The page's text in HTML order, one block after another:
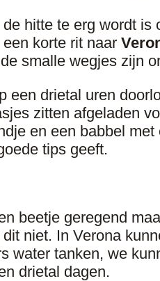
hitte te erg wordt is
korte rit naar
smalle wegjes zijn
een drietal uren
zitten afgeladen
en een babbel
tips geeft.
beetje geregend
niet. In Verona
water tanken, we
drietal dagen.